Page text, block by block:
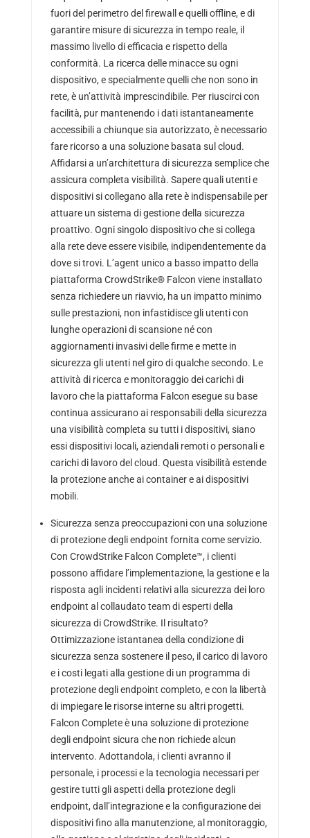
fuori del perimetro del firewall e quelli offline, e di
garantire misure di sicurezza in tempo reale, il
massimo livello di efficacia e rispetto della
conformità. La ricerca delle minacce su ogni
dispositivo, e specialmente quelli che non sono in
rete, è un’attività imprescindibile. Per riuscirci con
facilità, pur mantenendo i dati istantaneamente
accessibili a chiunque sia autorizzato, è necessario
fare ricorso a una soluzione basata sul cloud.
Affidarsi a un’architettura di sicurezza semplice che
assicura completa visibilità. Sapere quali utenti e
dispositivi si collegano alla rete è indispensabile per
attuare un sistema di gestione della sicurezza
proattivo. Ogni singolo dispositivo che si collega
alla rete deve essere visibile, indipendentemente da
dove si trovi. L’agent unico a basso impatto della
piattaforma CrowdStrike® Falcon viene installato
senza richiedere un riavvio, ha un impatto minimo
sulle prestazioni, non infastidisce gli utenti con
lunghe operazioni di scansione né con
aggiornamenti invasivi delle firme e mette in
sicurezza gli utenti nel giro di qualche secondo. Le
attività di ricerca e monitoraggio dei carichi di
lavoro che la piattaforma Falcon esegue su base
continua assicurano ai responsabili della sicurezza
una visibilità completa su tutti i dispositivi, siano
essi dispositivi locali, aziendali remoti o personali e
carichi di lavoro del cloud. Questa visibilità estende
la protezione anche ai container e ai dispositivi
mobili.
Sicurezza senza preoccupazioni con una soluzione
di protezione degli endpoint fornita come servizio.
Con CrowdStrike Falcon Complete™, i clienti
possono affidare l’implementazione, la gestione e la
risposta agli incidenti relativi alla sicurezza dei loro
endpoint al collaudato team di esperti della
sicurezza di CrowdStrike. Il risultato?
Ottimizzazione istantanea della condizione di
sicurezza senza sostenere il peso, il carico di lavoro
e i costi legati alla gestione di un programma di
protezione degli endpoint completo, e con la libertà
di impiegare le risorse interne su altri progetti.
Falcon Complete è una soluzione di protezione
degli endpoint sicura che non richiede alcun
intervento. Adottandola, i clienti avranno il
personale, i processi e la tecnologia necessari per
gestire tutti gli aspetti della protezione degli
endpoint, dall’integrazione e la configurazione dei
dispositivi fino alla manutenzione, al monitoraggio,